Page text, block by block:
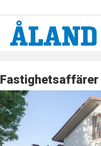
Fastighetsaffärer